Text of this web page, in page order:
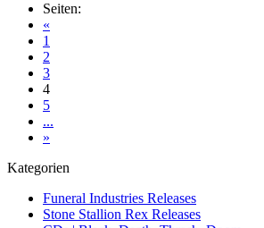
Seiten:
«
1
2
3
4
5
...
»
Kategorien
Funeral Industries Releases
Stone Stallion Rex Releases